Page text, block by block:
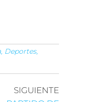
Deportes,
SIGUIENTE